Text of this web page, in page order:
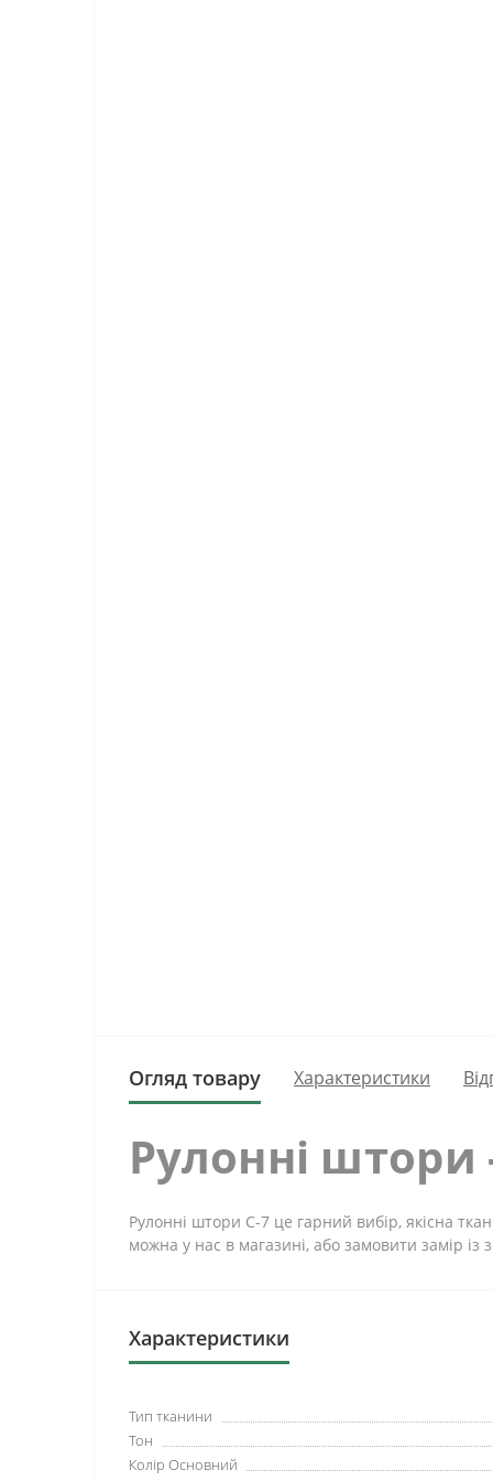
Огляд товару Характеристики
Рулонні штори
Рулонні штори C-7 це гарний вибір, якісна
можна у нас в магазині, або замовити замір із
Характеристики
Тип тканини
Тон
Колір Основний